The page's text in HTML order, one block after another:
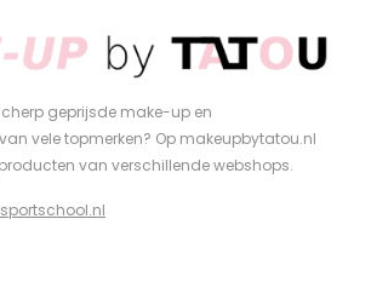
geprijsde make-up en
vele topmerken? Op makeupbytatou.nl
van verschillende webshops.